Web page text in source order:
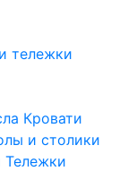
тележки
Кровати
и столики
Тележки